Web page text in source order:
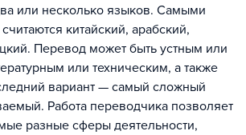
или несколько языков. Самыми
китайский, арабский,
Перевод может быть устным или
или техническим, а также
вариант — самый сложный
Работа переводчика позволяет
разные сферы деятельности,